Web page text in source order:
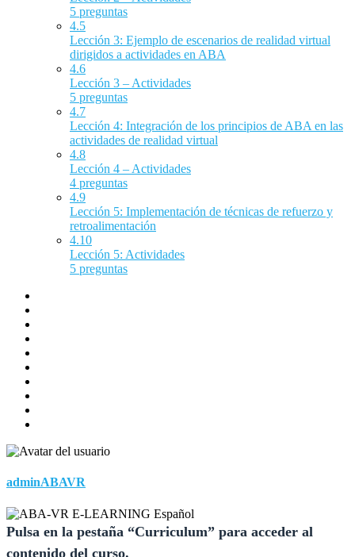
5 preguntas
4.5
Lección 3: Ejemplo de escenarios de realidad virtual
dirigidos a actividades en ABA
4.6
Lección 3 – Actividades
5 preguntas
4.7
Lección 4: Integración de los principios de ABA en las
actividades de realidad virtual
4.8
Lección 4 – Actividades
4 preguntas
4.9
Lección 5: Implementación de técnicas de refuerzo y
retroalimentación
4.10
Lección 5: Actividades
5 preguntas
adminABAVR